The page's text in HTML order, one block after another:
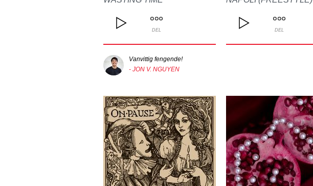
DEL
Vanvittig fengende!
- JON V. NGUYEN
DEL